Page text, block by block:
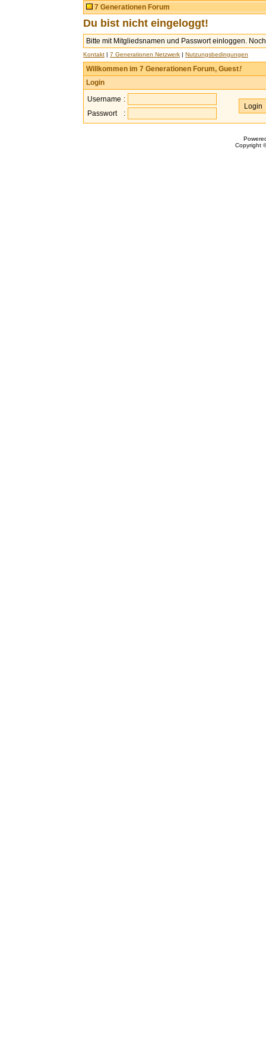
7 Generationen Forum
Du bist nicht eingeloggt!
Bitte mit Mitgliedsnamen und Passwort einloggen.
Kontakt | 7 Generationen Netzwerk | Nutzungsbedingungen
Willkommen im 7 Generationen Forum, Guest!
Login
Username :
Passwort
:
Copyright